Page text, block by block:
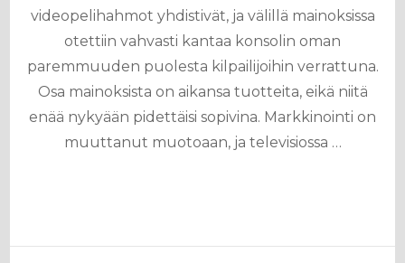
videopelihahmot yhdistivät, ja välillä mainoksissa
otettiin vahvasti kantaa konsolin oman
paremmuuden puolesta kilpailijoihin verrattuna.
Osa mainoksista on aikansa tuotteita, eikä niitä
enää nykyään pidettäisi sopivina. Markkinointi on
muuttanut muotoaan, ja televisiossa …